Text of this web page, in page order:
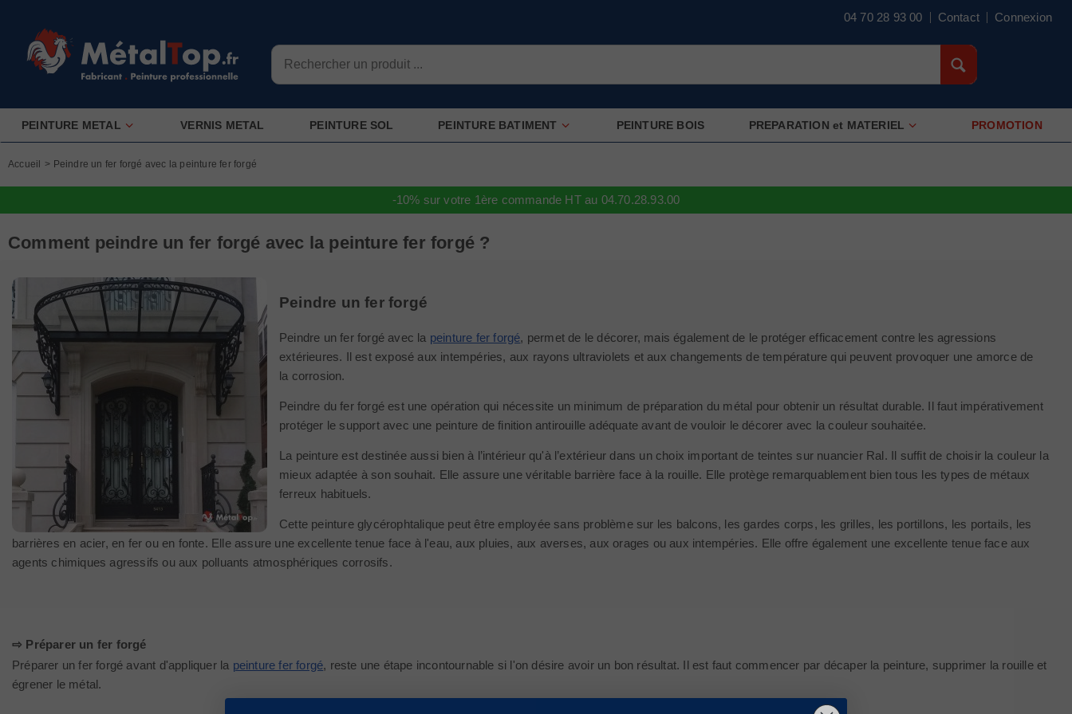
04 70 28 93 00 Contact Connexion
PEINTURE METAL VERNIS METAL PEINTURE SOL PEINTURE BATIMENT PEINTURE BOIS PREPARATION et MATERIEL PROMOTION
Accueil > Peindre un fer forgé avec la peinture fer forgé
-10% sur votre 1ère commande HT au 04.70.28.93.00
Comment peindre un fer forgé avec la peinture fer forgé ?
Peindre un fer forgé
Peindre un fer forgé avec la peinture fer forgé, permet de le décorer, mais également de le protéger efficacement contre les agressions
extérieures. Il est exposé aux intempéries, aux rayons ultraviolets et aux changements de température qui peuvent provoquer une amorce de
la corrosion.
Peindre du fer forgé est une opération qui nécessite un minimum de préparation du métal pour obtenir un résultat durable. Il faut impérativement
protéger le support avec une peinture de finition antirouille adéquate avant de vouloir le décorer avec la couleur souhaitée.
La peinture est destinée aussi bien à l’intérieur qu'à l’extérieur dans un choix important de teintes sur nuancier Ral. Il suffit de choisir la couleur la
mieux adaptée à son souhait. Elle assure une véritable barrière face à la rouille. Elle protège remarquablement bien tous les types de métaux
ferreux habituels.
Cette peinture glycérophtalique peut être employée sans problème sur les balcons, les gardes corps, les grilles, les portillons, les portails, les
barrières en acier, en fer ou en fonte. Elle assure une excellente tenue face à l'eau, aux pluies, aux averses, aux orages ou aux intempéries. Elle offre également une excellente tenue face aux
agents chimiques agressifs ou aux polluants atmosphériques corrosifs.
⇨ Préparer un fer forgé
Préparer un fer forgé avant d'appliquer la peinture fer forgé, reste une étape incontournable si l'on désire avoir un bon résultat. Il est faut commencer par décaper la peinture, supprimer la rouille et
égrener le métal.